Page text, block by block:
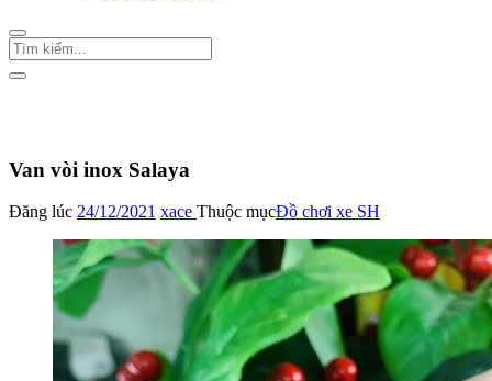
Van vòi inox Salaya
Đăng lúc 24/12/2021 xace Thuộc mụcĐồ chơi xe SH